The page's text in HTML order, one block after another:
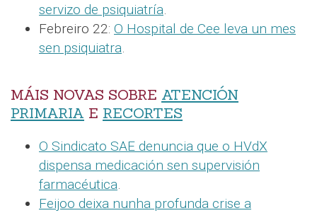
servizo de psiquiatría.
Febreiro 22: O Hospital de Cee leva un mes
sen psiquiatra.
MÁIS NOVAS SOBRE ATENCIÓN
PRIMARIA E RECORTES
O Sindicato SAE denuncia que o HVdX
dispensa medicación sen supervisión
farmacéutica.
Feijoo deixa nunha profunda crise a